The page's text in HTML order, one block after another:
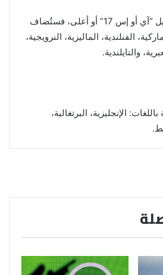
أما إذا كان نظام التشغيل “آي أو إس 17” أو أعلى، فستُضاف
الفنلندية، الماليزية، النرويجية،
والتايلندية.
الإنجليزية، البرتغالية،